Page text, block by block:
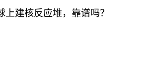
上建核反应堆，靠谱吗？